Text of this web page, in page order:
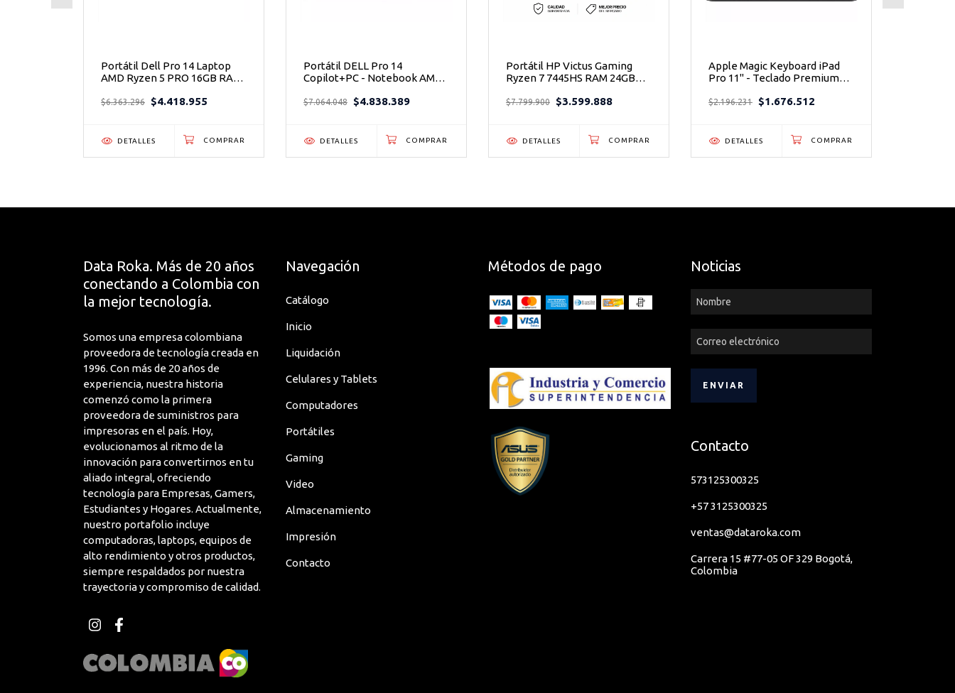
Micrófonos duales integrados
Altavoces estéreo
Batería de 4 celdas, 54 Wh (integrada)
Portátil Dell Pro 14 Laptop
AMD Ryzen 5 PRO 16GB RAM
Empresarial
$6.363.296 $4.418.955
DETALLES
Portátil DELL Pro 14
Copilot+PC - Notebook AMD
Artificial
$7.064.048 $4.838.389
DETALLES
Portátil HP Victus Gaming
Ryzen 7 7445HS RAM 24GB
15.6" FHD
$7.799.900 $3.599.888
DETALLES
Apple Magic Keyboard iPad
Pro 11" - Teclado Premium
Total Negro
$2.196.231 $1.676.512
DETALLES
Data Roka. Más de 20 años
conectando a Colombia con
la mejor tecnología.
Somos una empresa colombiana
proveedora de tecnología creada en
1996. Con más de 20 años de
experiencia, nuestra historia
comenzó como la primera
proveedora de suministros para
impresoras en el país. Hoy,
evolucionamos al ritmo de la
innovación para convertirnos en tu
aliado integral, ofreciendo
tecnología para Empresas, Gamers,
Estudiantes y Hogares. Actualmente,
nuestro portafolio incluye
computadoras, laptops, equipos de
alto rendimiento y otros productos,
siempre respaldados por nuestra
trayectoria y compromiso de calidad.
Navegación
Catálogo
Inicio
Liquidación
Celulares y Tablets
Computadores
Portátiles
Gaming
Video
Almacenamiento
Impresión
Contacto
Métodos de pago Noticias
Contacto
573125300325
+57 3125300325
ventas@dataroka.com
Carrera 15 #77-05 OF 329 Bogotá,
Colombia